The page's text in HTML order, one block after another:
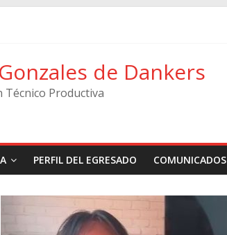
de Dankers
Técnico Productiva
PERFIL DEL EGRESADO COMUNICADOS